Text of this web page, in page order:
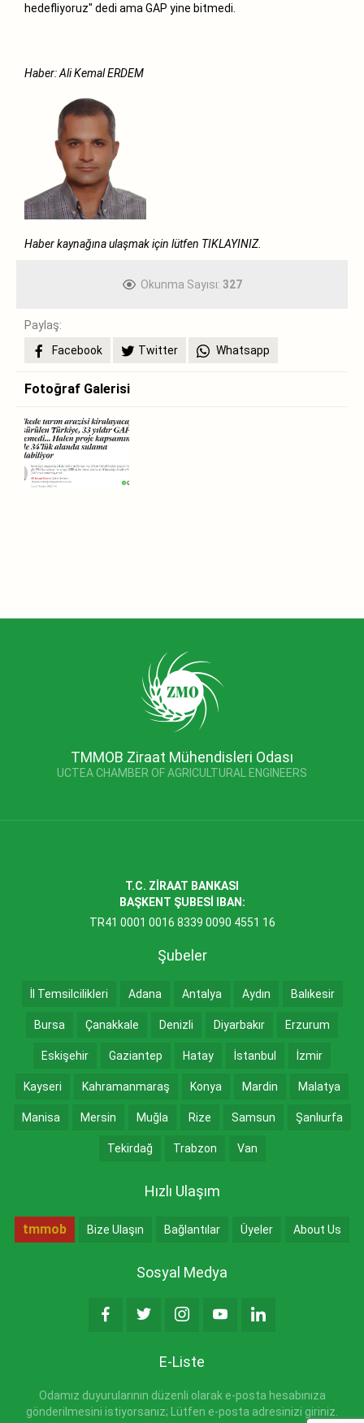
hedefliyoruz" dedi ama GAP yine bitmedi.
Haber: Ali Kemal ERDEM
Haber kaynağına ulaşmak için lütfen TIKLAYINIZ.
Okunma Sayısı: 327
Paylaş:
Facebook
Twitter Whatsapp
Fotoğraf Galerisi
TMMOB Ziraat Mühendisleri Odası
UCTEA CHAMBER OF AGRICULTURAL ENGINEERS
T.C. ZİRAAT BANKASI
BAŞKENT ŞUBESİ IBAN:
TR41 0001 0016 8339 0090 4551 16
Şubeler
İl Temsilcilikleri Adana Antalya Aydın Balıkesir
Bursa Çanakkale Denizli Diyarbakır Erzurum
Eskişehir Gaziantep Hatay İstanbul İzmir
Kayseri Kahramanmaraş Konya Mardin Malatya
Manisa Mersin Muğla Rize Samsun Şanlıurfa
Tekirdağ Trabzon Van
Hızlı Ulaşım
tmmob Bize Ulaşın Bağlantılar Üyeler About Us
Sosyal Medya
E-Liste
Odamız duyurularının düzenli olarak e-posta hesabınıza
gönderilmesini istiyorsanız; Lütfen e-posta adresinizi giriniz.